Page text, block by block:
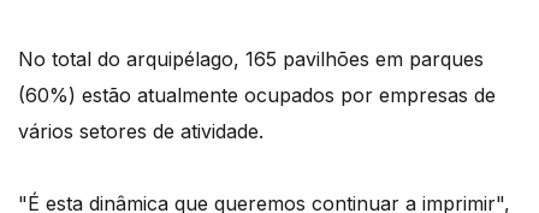
No total do arquipélago, 165 pavilhões em parques
(60%) estão atualmente ocupados por empresas de
vários setores de atividade.
"É esta dinâmica que queremos continuar a imprimir",